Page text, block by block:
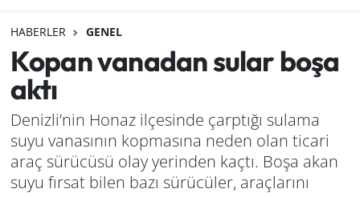
HABERLER GENEL
Kopan vanadan sular boşa
aktı
Denizli’nin Honaz ilçesinde çarptığı sulama
suyu vanasının kopmasına neden olan ticari
araç sürücüsü olay yerinden kaçtı. Boşa akan
suyu fırsat bilen bazı sürücüler, araçlarını
Genel
Haber
Izmir
Kütahya
Son Dakika Haberleri
Haber Arşivi